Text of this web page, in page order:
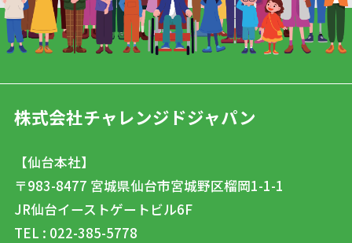
株式会社チャレンジドジャパン
【仙台本社】
〒983-8477 宮城県仙台市宮城野区榴岡1-1-1
JR仙台イーストゲートビル6F
TEL : 022-385-5778